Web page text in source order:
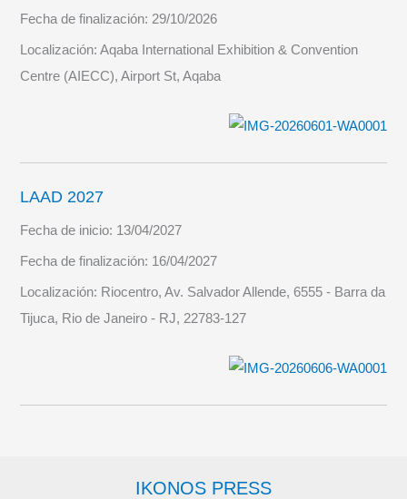
Fecha de finalización:29/10/2026
Localización:Aqaba International Exhibition & Convention
Centre (AIECC), Airport St, Aqaba
LAAD 2027
Fecha de inicio: 13/04/2027
Fecha de finalización: 16/04/2027
Localización: Riocentro, Av. Salvador Allende, 6555 - Barra da
Tijuca, Rio de Janeiro - RJ, 22783-127
IKONOS PRESS